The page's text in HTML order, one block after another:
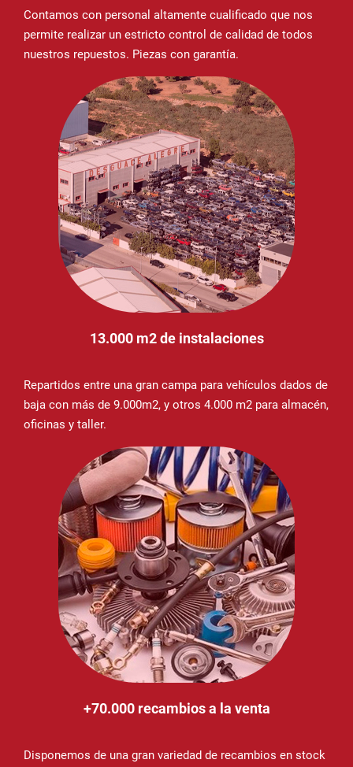
Contamos con personal altamente cualificado que nos
permite realizar un estricto control de calidad de todos
nuestros repuestos. Piezas con garantía.
13.000 m2 de instalaciones
Repartidos entre una gran campa para vehículos dados de
baja con más de 9.000m2, y otros 4.000 m2 para almacén,
oficinas y taller.
+70.000 recambios a la venta
Disponemos de una gran variedad de recambios en stock